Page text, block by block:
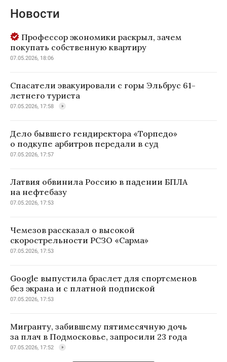
Новости
Профессор экономики раскрыл, зачем
покупать собственную квартиру
07.05.2026, 18:06
Спасатели эвакуировали с горы Эльбрус 61-
летнего туриста
07.05.2026, 17:58
Дело бывшего гендиректора «Торпедо»
о подкупе арбитров передали в суд
07.05.2026, 17:57
Латвия обвинила Россию в падении БПЛА
на нефтебазу
07.05.2026, 17:53
Чемезов рассказал о высокой
скорострельности РСЗО «Сарма»
07.05.2026, 17:53
Google выпустила браслет для спортсменов
без экрана и с платной подпиской
07.05.2026, 17:53
Мигранту, забившему пятимесячную дочь
за плач в Подмосковье, запросили 23 года
07.05.2026, 17:52